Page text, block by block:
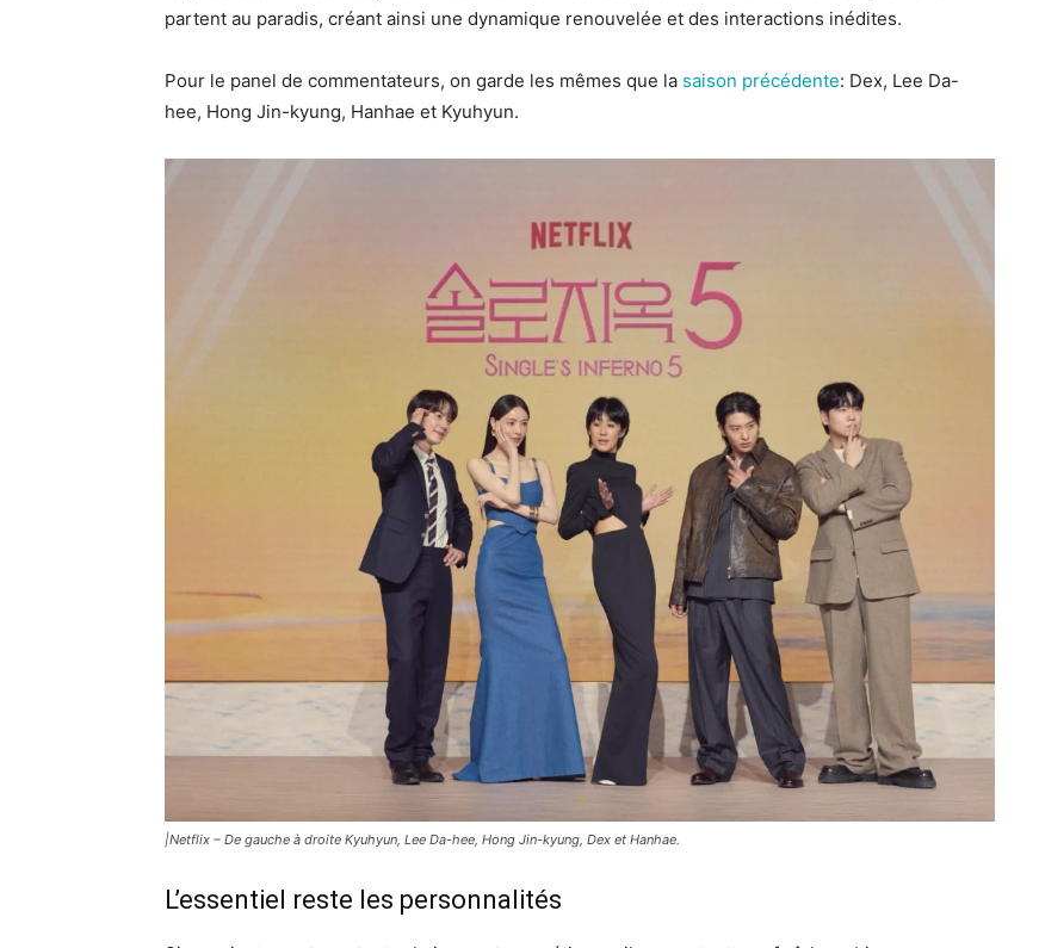
partent au paradis, créant ainsi une dynamique renouvelée et des interactions inédites.
Pour le panel de commentateurs, on garde les mêmes que la saison précédente: Dex, Lee Da-
hee, Hong Jin-kyung, Hanhae et Kyuhyun.
|Netflix – De gauche à droite Kyuhyun, Lee Da-hee, Hong Jin-kyung, Dex et Hanhae.
L’essentiel reste les personnalités